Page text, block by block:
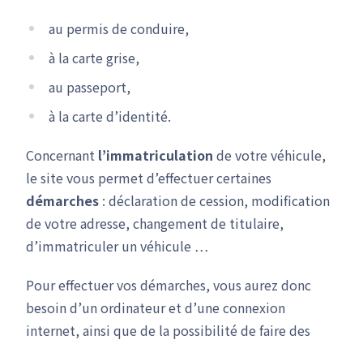
au permis de conduire,
à la carte grise,
au passeport,
à la carte d’identité.
Concernant l’immatriculation de votre véhicule,
le site vous permet d’effectuer certaines
démarches : déclaration de cession, modification
de votre adresse, changement de titulaire,
d’immatriculer un véhicule …
Pour effectuer vos démarches, vous aurez donc
besoin d’un ordinateur et d’une connexion
internet, ainsi que de la possibilité de faire des